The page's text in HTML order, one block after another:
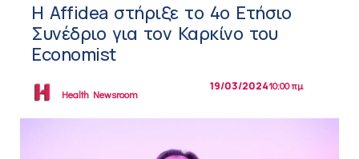
Η Affidea στήριξε το 4ο Ετήσιο
Συνέδριο για τον Καρκίνο του
Economist
Health Newsroom
19/03/202410:00 πμ